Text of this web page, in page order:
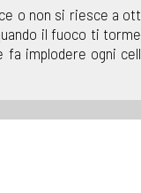
o non si riesce a
il fuoco ti
implodere ogni